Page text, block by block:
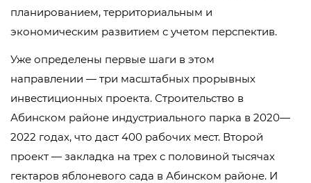
планированием, территориальным и
экономическим развитием с учетом перспектив.
Уже определены первые шаги в этом
направлении — три масштабных прорывных
инвестиционных проекта. Строительство в
Абинском районе индустриального парка в 2020—
2022 годах, что даст 400 рабочих мест. Второй
проект — закладка на трех с половиной тысячах
гектаров яблоневого сада в Абинском районе. И